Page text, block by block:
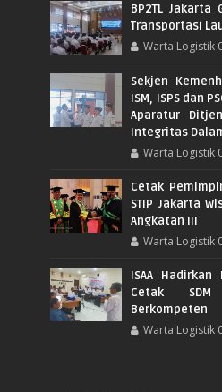
BP2TL
Transportasi
Warta Logistik
Sekjen
ISM, ISPS dan
Aparatur
Integritas
Warta Logistik
Cetak
STIP Jakarta
Angkatan III
Warta Logistik
ISAA Hadirkan
Cetak
Berkompeten
Warta Logistik